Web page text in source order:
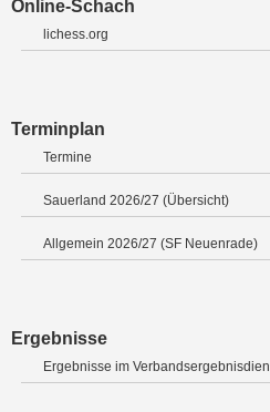
Online-Schach
lichess.org
Terminplan
Termine
Sauerland 2026/27 (Übersicht)
Allgemein 2026/27 (SF Neuenrade)
Ergebnisse
Ergebnisse im